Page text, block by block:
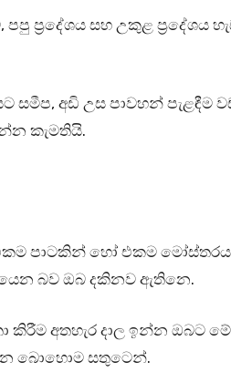
ප්‍රදේශය සහ උකුළ ප්‍රදේශය
සමීප, අඩි උස පාවහන්
කැමතියි.
පාටකින් හෝ එකම
බව ඔබ දකිනව ඇතිනෙ.
අතහැර දාල ඉන්න ඔබට
බොහොම සතුටෙන්.